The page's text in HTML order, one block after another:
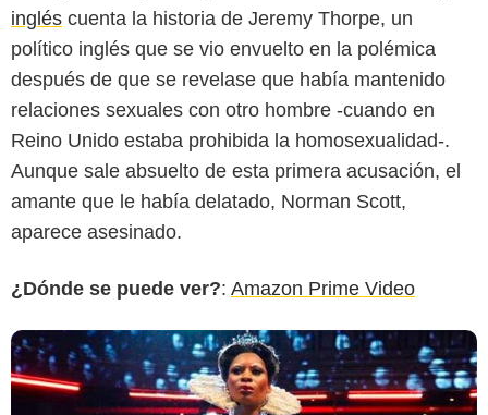
inglés cuenta la historia de Jeremy Thorpe, un
político inglés que se vio envuelto en la polémica
después de que se revelase que había mantenido
relaciones sexuales con otro hombre -cuando en
Reino Unido estaba prohibida la homosexualidad-.
Aunque sale absuelto de esta primera acusación, el
amante que le había delatado, Norman Scott,
aparece asesinado.
¿Dónde se puede ver?: Amazon Prime Video
Netflix